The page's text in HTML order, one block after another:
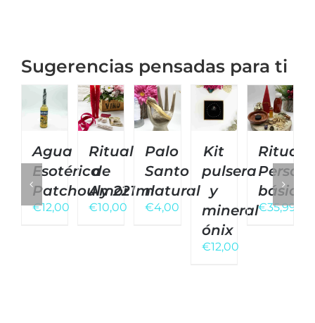
Sugerencias pensadas para ti
Agua
Esotérica
Patchouly 221ml
€12,00
Ritual
de
Amor
€10,00
Palo
Santo
natural
€4,00
Kit
pulsera
y
mineral
ónix
€12,00
Ritual
básico
€35,99